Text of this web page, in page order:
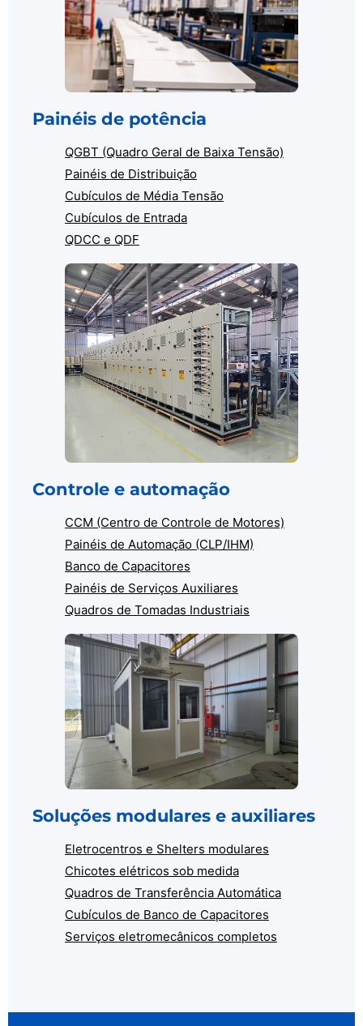
Painéis de potência
QGBT (Quadro Geral de Baixa Tensão)
Painéis de Distribuição
Cubículos de Média Tensão
Cubículos de Entrada
QDCC e QDF
Controle e automação
CCM (Centro de Controle de Motores)
Painéis de Automação (CLP/IHM)
Banco de Capacitores
Painéis de Serviços Auxiliares
Quadros de Tomadas Industriais
Soluções modulares e auxiliares
Eletrocentros e Shelters modulares
Chicotes elétricos sob medida
Quadros de Transferência Automática
Cubículos de Banco de Capacitores
Serviços eletromecânicos completos